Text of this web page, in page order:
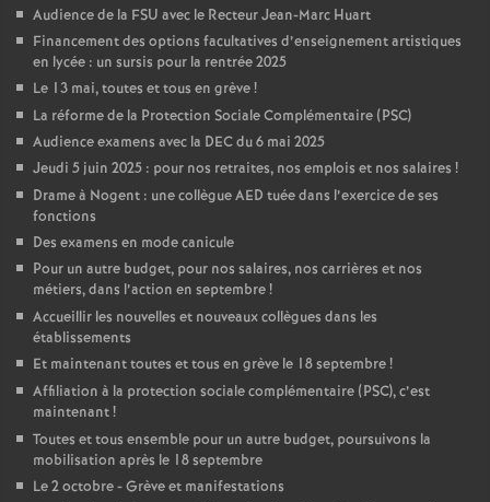
Audience de la FSU avec le Recteur Jean-Marc Huart
Financement des options facultatives d’enseignement artistiques
en lycée : un sursis pour la rentrée 2025
Le 13 mai, toutes et tous en grève!
La réforme de la Protection Sociale Complémentaire (PSC)
Audience examens avec la DEC du 6 mai 2025
Jeudi 5 juin 2025 : pour nos retraites, nos emplois et nos salaires !
Drame à Nogent : une collègue AED tuée dans l’exercice de ses
fonctions
Des examens en mode canicule
Pour un autre budget, pour nos salaires, nos carrières et nos
métiers, dans l’action en septembre!
Accueillir les nouvelles et nouveaux collègues dans les
établissements
Et maintenant toutes et tous en grève le 18 septembre!
Affiliation à la protection sociale complémentaire (PSC), c’est
maintenant!
Toutes et tous ensemble pour un autre budget, poursuivons la
mobilisation après le 18 septembre
Le 2 octobre - Grève et manifestations